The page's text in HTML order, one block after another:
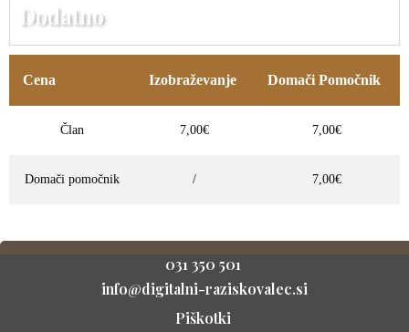
Dodatno
Cena Izobraževanje Domači Pomočnik
Član 7,00€ 7,00€
Domači pomočnik / 7,00€
031 350 501
info@digitalni-raziskovalec.si
Piškotki